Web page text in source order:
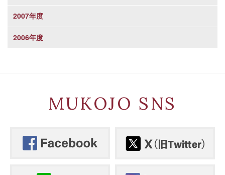
2007年度
2006年度
MUKOJO SNS